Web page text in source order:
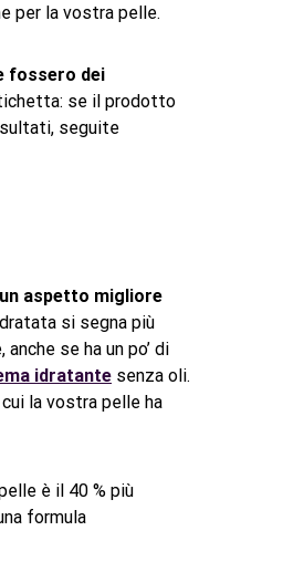
per la vostra pelle.
fossero dei
se il prodotto
seguite
aspetto migliore
si segna più
se ha un po’ di
idratante senza oli.
la vostra pelle ha
è il 40 % più
formula